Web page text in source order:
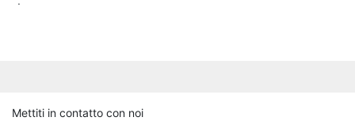
Mettiti in contatto con noi